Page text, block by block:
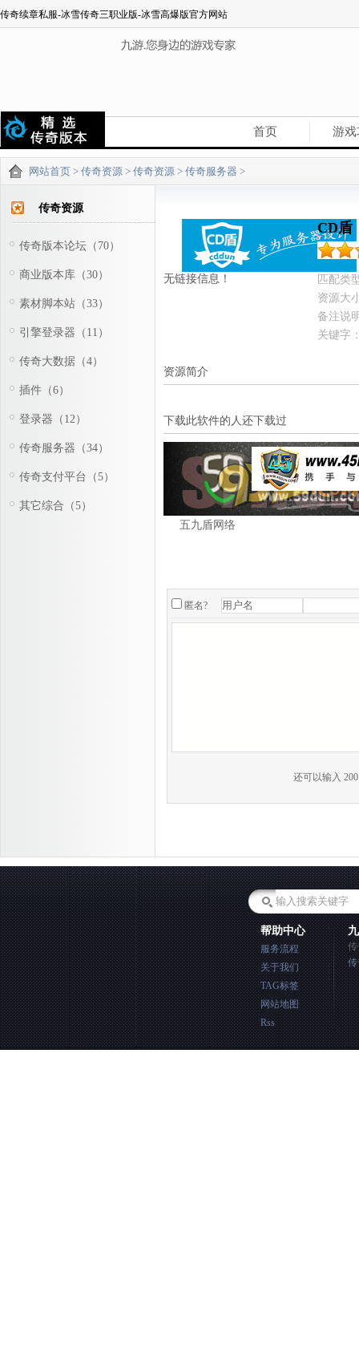
传奇续章私服-冰雪传奇三职业版-冰雪高爆版官方网站
首页 游戏
网站首页 > 传奇资源 > 传奇资源 > 传奇服务器 >
传奇资源
传奇版本论坛（70）
商业版本库（30）
素材脚本站（33）
引擎登录器（11）
传奇大数据（4）
插件（6）
登录器（12）
传奇服务器（34）
传奇支付平台（5）
其它综合（5）
无链接信息！
CD盾
匹配类
资源大
备注说
关键字
资源简介
下载此软件的人还下载过
五九盾网络
45云中盾
匿名?
还可以输入 200
帮助中心
服务流程
关于我们
TAG标签
网站地图
Rss